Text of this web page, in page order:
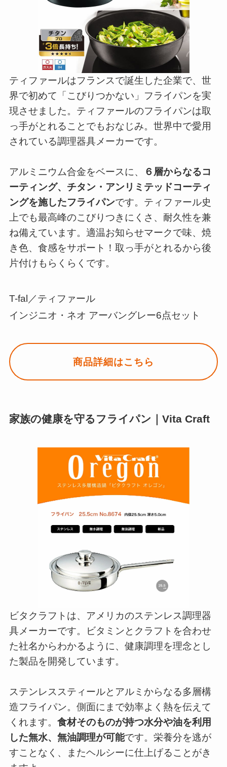
ティファールはフランスで誕生した企業で、世
界で初めて「こびりつかない」フライパンを実
現させました。ティファールのフライパンは取
っ手がとれることでもおなじみ。世界中で愛用
されている調理器具メーカーです。
アルミニウム合金をベースに、
６層からなるコ
ーティング、チタン・アンリミテッドコーティ
ングを施したフライパンです。ティファール史
上でも最高峰のこびりつきにくさ、耐久性を兼
ね備えています。適温お知らせマークで味、焼
き色、食感をサポート！取っ手がとれるから後
片付けもらくらくです。
T-fal／ティファール
インジニオ・ネオ アーバングレー6点セット
商品詳細はこちら
家族の健康を守るフライパン｜Vita Craft
ビタクラフトは、アメリカのステンレス調理器
具メーカーです。ビタミンとクラフトを合わせ
た社名からわかるように、健康調理を理念とし
た製品を開発しています。
ステンレススティールとアルミからなる多層構
造フライパン。側面にまで効率よく熱を伝えて
くれます。 食材そのものが持つ水分や油を利用
した無水、無油調理が可能です。栄養分を逃が
すことなく、またヘルシーに仕上げることがき